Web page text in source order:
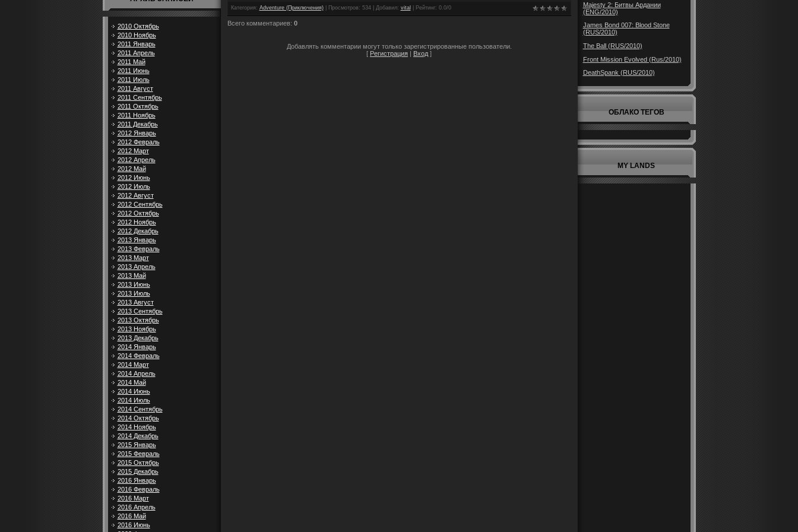
2010 Октябрь
2010 Ноябрь
2011 Январь
2011 Апрель
2011 Май
2011 Июнь
2011 Июль
2011 Август
2011 Сентябрь
2011 Октябрь
2011 Ноябрь
2011 Декабрь
2012 Январь
2012 Февраль
2012 Март
2012 Апрель
2012 Май
2012 Июнь
2012 Июль
2012 Август
2012 Сентябрь
2012 Октябрь
2012 Ноябрь
2012 Декабрь
2013 Январь
2013 Февраль
2013 Март
2013 Апрель
2013 Май
2013 Июнь
2013 Июль
2013 Август
2013 Сентябрь
2013 Октябрь
2013 Ноябрь
2013 Декабрь
2014 Январь
2014 Февраль
2014 Март
2014 Апрель
2014 Май
2014 Июнь
2014 Июль
2014 Сентябрь
2014 Октябрь
2014 Ноябрь
2014 Декабрь
2015 Январь
2015 Февраль
2015 Октябрь
2015 Декабрь
2016 Январь
2016 Февраль
2016 Март
2016 Апрель
2016 Май
2016 Июнь
Категория : Adventure (Приключения)| Просмотров: 534 | Добавил: vital Рейтинг: 0.0/0
Всего комментариев: 0
Добавлять комментарии могут только зарегистрированные пользователи.
[ Регистрация | Вход ]
Majesty 2: Битвы Ардании
(ENG/2010)
James Bond 007: Blood Stone
(RUS/2010)
The Ball (RUS/2010)
Front Mission Evolved (Rus/2010)
DeathSpank (RUS/2010)
ОБЛАКО ТЕГОВ
MY LANDS